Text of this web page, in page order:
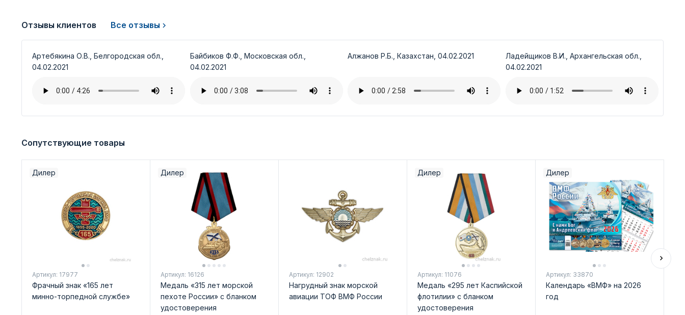
Отзывы клиентов Все отзывы
Артебякина О.В., Белгородская обл.,
04.02.2021
Байбиков Ф.Ф., Московская обл.,
04.02.2021
Алжанов Р.Б., Казахстан, 04.02.2021
Ладейщиков В.И., Архангельская обл.,
04.02.2021
Сопутствующие товары
Дилер
Артикул: 17977
Фрачный знак «165 лет
минно-торпедной службе»
Дилер
Артикул: 16126
Медаль «315 лет морской
пехоте России» с бланком
удостоверения
Артикул: 12902
Нагрудный знак морской
авиации ТОФ ВМФ России
Дилер
Артикул: 11076
Медаль «295 лет Каспийской
флотилии» с бланком
удостоверения
Дилер
Артикул: 33870
Календарь «ВМФ» на 2026
год